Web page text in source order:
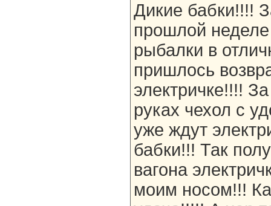
Дикие бабки!!!!
прошлой
рыбалки в
пришлось
электричке!!!!
руках чехол с
уже ждут
бабки!!! Так
вагона
моим носом!!!